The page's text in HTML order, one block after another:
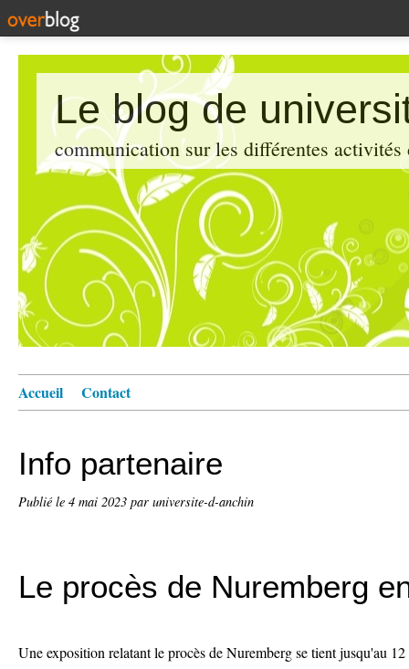
Le blog de
communication sur les différentes
Accueil Contact
Info partenaire
Publié le 4 mai 2023 par universite-d-anchin
Le procès de Nuremberg
Une exposition relatant le procès de Nuremberg se tient jusqu'au